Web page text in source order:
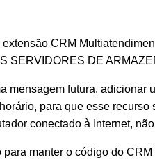
CRM
SERVIDORES DE
mensagem futura, adicionar
para que esse
conectado à Internet,
para manter o código do